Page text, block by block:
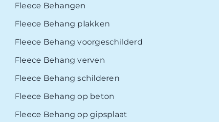
Fleece Behangen
Fleece Behang plakken
Fleece Behang voorgeschilderd
Fleece Behang verven
Fleece Behang schilderen
Fleece Behang op beton
Fleece Behang op gipsplaat